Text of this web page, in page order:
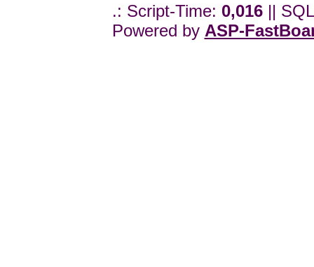
.: Script-Time: 0,016||
Powered by ASP-